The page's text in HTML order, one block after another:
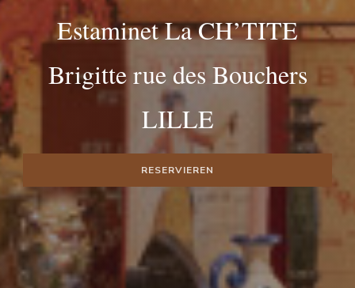
Estaminet La CH’TITE
Brigitte rue des Bouchers
LILLE
RESERVIEREN